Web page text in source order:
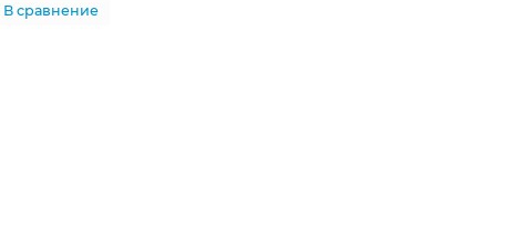
В сравнение